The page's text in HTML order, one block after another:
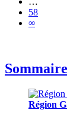
58
∞
Région